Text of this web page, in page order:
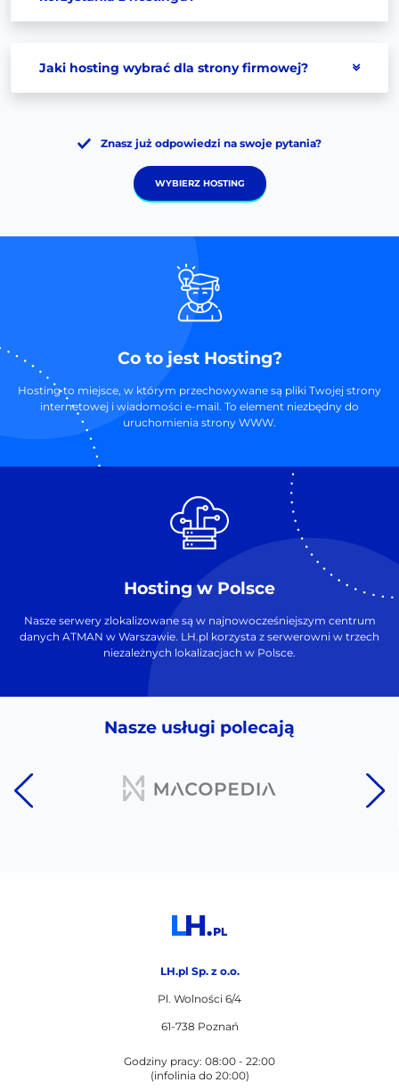
Jaki hosting wybrać dla strony firmowej?
Znasz już odpowiedzi na swoje pytania?
WYBIERZ HOSTING
Co to jest Hosting?
Hosting to miejsce, w którym przechowywane są pliki Twojej strony
internetowej i wiadomości e-mail. To element niezbędny do
uruchomienia strony WWW.
Hosting w Polsce
Nasze serwery zlokalizowane są w najnowocześniejszym centrum
danych ATMAN w Warszawie. LH.pl korzysta z serwerowni w trzech
niezależnych lokalizacjach w Polsce.
Nasze usługi polecają
LH.pl Sp. z o.o.
Pl. Wolności 6/4
61-738 Poznań
Godziny pracy: 08:00 - 22:00
(infolinia do 20:00)